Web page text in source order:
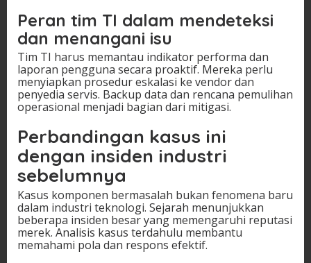
Peran tim TI dalam mendeteksi
dan menangani isu
Tim TI harus memantau indikator performa dan
laporan pengguna secara proaktif. Mereka perlu
menyiapkan prosedur eskalasi ke vendor dan
penyedia servis. Backup data dan rencana pemulihan
operasional menjadi bagian dari mitigasi.
Perbandingan kasus ini
dengan insiden industri
sebelumnya
Kasus komponen bermasalah bukan fenomena baru
dalam industri teknologi. Sejarah menunjukkan
beberapa insiden besar yang memengaruhi reputasi
merek. Analisis kasus terdahulu membantu
memahami pola dan respons efektif.